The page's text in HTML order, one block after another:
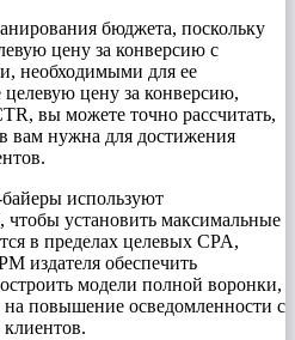
бюджета, поскольку
цену за конверсию с
необходимыми для ее
цену за конверсию,
вы можете точно рассчитать,
вам нужна для достижения
используют
чтобы установить максимальные
в пределах целевых CPA,
издателя обеспечить
модели полной воронки,
повышение осведомленности с